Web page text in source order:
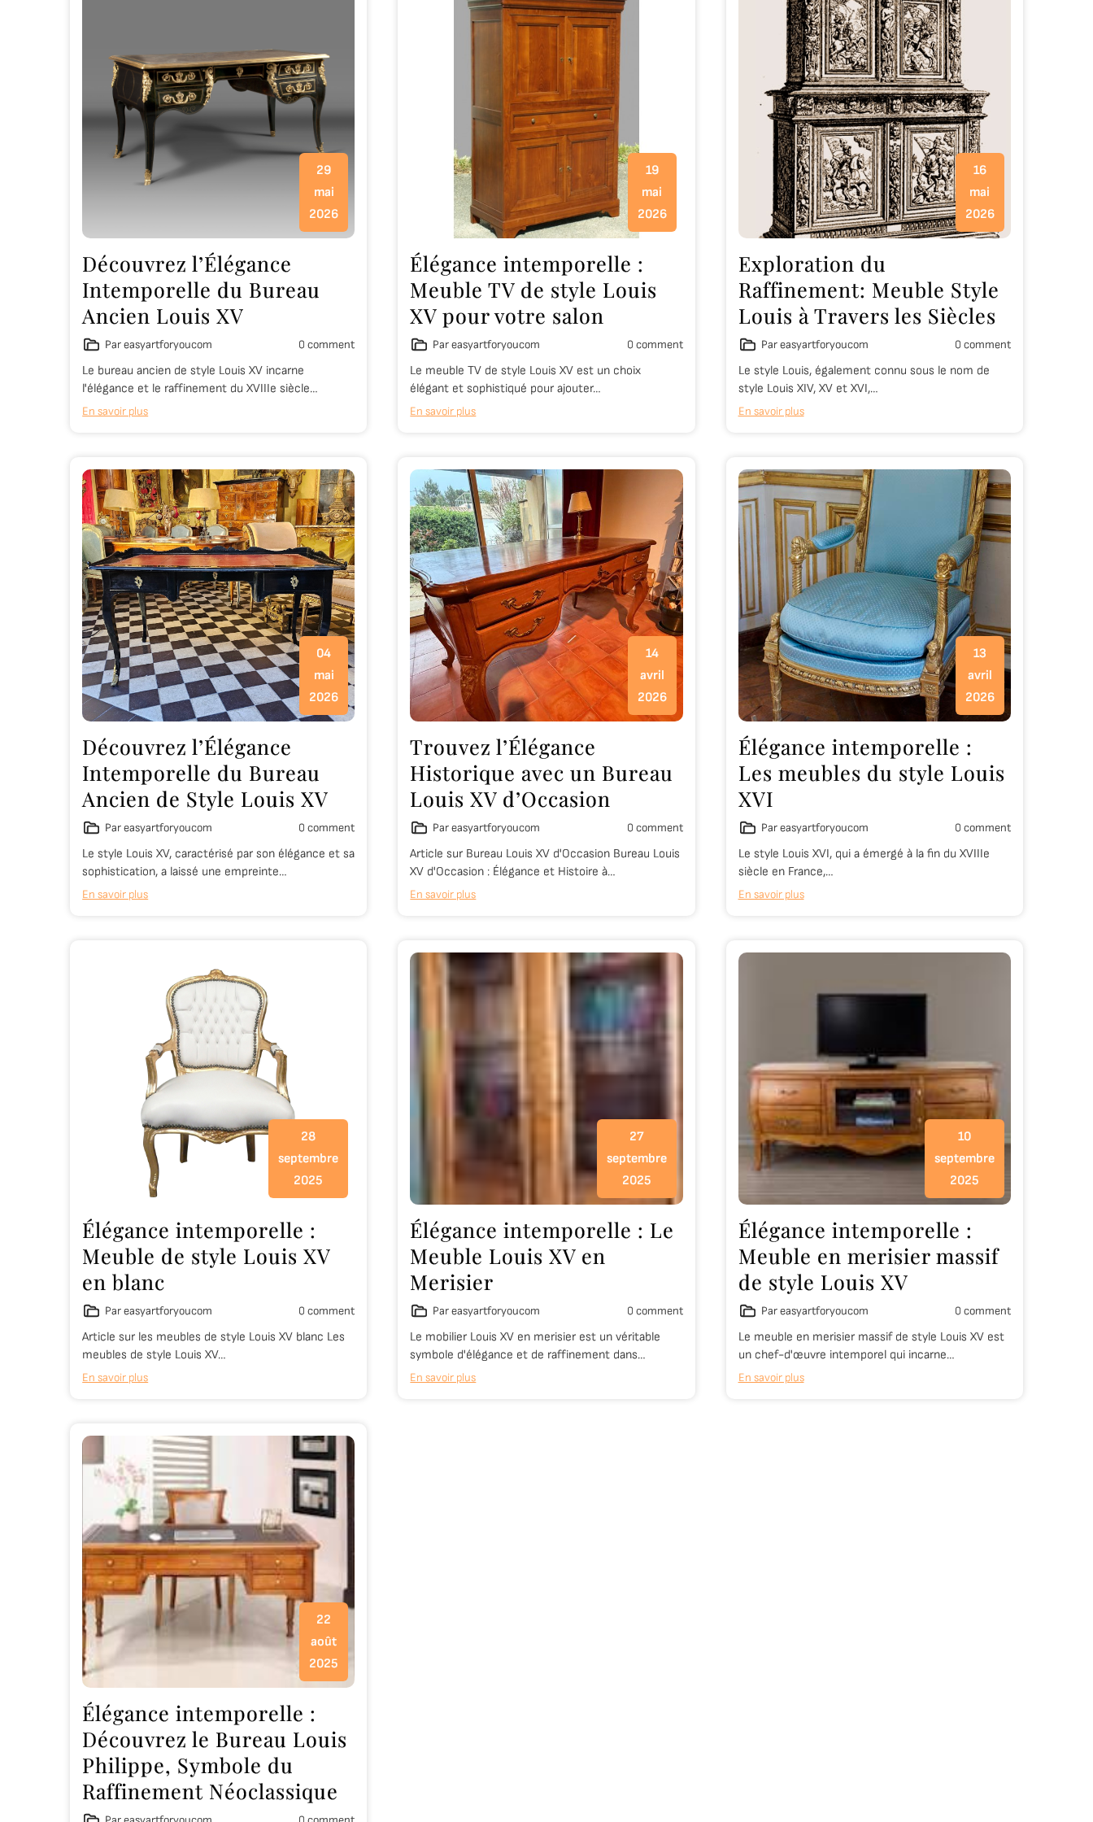
29
mai
2026
Découvrez l’Élégance
Intemporelle du Bureau
Ancien Louis XV
Par easyartforyoucom 0 comment
Le bureau ancien de style Louis XV incarne
l'élégance et le raffinement du XVIIIe siècle…
En savoir plus
19
mai
2026
Élégance intemporelle :
Meuble TV de style Louis
XV pour votre salon
Par easyartforyoucom 0 comment
Le meuble TV de style Louis XV est un choix
élégant et sophistiqué pour ajouter…
En savoir plus
16
mai
2026
Exploration du
Raffinement: Meuble Style
Louis à Travers les Siècles
Par easyartforyoucom 0 comment
Le style Louis, également connu sous le nom de
style Louis XIV, XV et XVI,…
En savoir plus
04
mai
2026
Découvrez l’Élégance
Intemporelle du Bureau
Ancien de Style Louis XV
Par easyartforyoucom 0 comment
Le style Louis XV, caractérisé par son élégance et sa
sophistication, a laissé une empreinte…
En savoir plus
14
avril
2026
Trouvez l’Élégance
Historique avec un Bureau
Louis XV d’Occasion
Par easyartforyoucom 0 comment
Article sur Bureau Louis XV d'Occasion Bureau Louis
XV d'Occasion : Élégance et Histoire à…
En savoir plus
13
avril
2026
Élégance intemporelle :
Les meubles du style Louis
XVI
Par easyartforyoucom 0 comment
Le style Louis XVI, qui a émergé à la fin du XVIIIe
siècle en France,…
En savoir plus
28
septembre
2025
Élégance intemporelle :
Meuble de style Louis XV
en blanc
Par easyartforyoucom 0 comment
Article sur les meubles de style Louis XV blanc Les
meubles de style Louis XV…
En savoir plus
27
septembre
2025
Élégance intemporelle : Le
Meuble Louis XV en
Merisier
Par easyartforyoucom 0 comment
Le mobilier Louis XV en merisier est un véritable
symbole d'élégance et de raffinement dans…
En savoir plus
10
septembre
2025
Élégance intemporelle :
Meuble en merisier massif
de style Louis XV
Par easyartforyoucom 0 comment
Le meuble en merisier massif de style Louis XV est
un chef-d'œuvre intemporel qui incarne…
En savoir plus
22
août
2025
Élégance intemporelle :
Découvrez le Bureau Louis
Philippe, Symbole du
Raffinement Néoclassique